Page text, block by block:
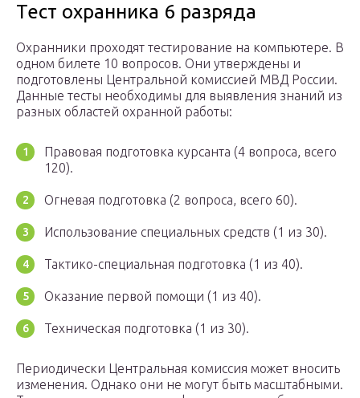
Тест охранника 6 разряда
Охранники проходят тестирование на компьютере. В
одном билете 10 вопросов. Они утверждены и
подготовлены Центральной комиссией МВД России.
Данные тесты необходимы для выявления знаний из
разных областей охранной работы:
Правовая подготовка курсанта (4 вопроса, всего
120).
Огневая подготовка (2 вопроса, всего 60).
Использование специальных средств (1 из 30).
Тактико-специальная подготовка (1 из 40).
Оказание первой помощи (1 из 40).
Техническая подготовка (1 из 30).
Периодически Центральная комиссия может вносить
изменения. Однако они не могут быть масштабными.